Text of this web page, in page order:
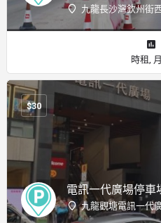
九龍長沙灣欽州街
時租,
電訊一代廣場停
九龍觀塘電訊一代
$30